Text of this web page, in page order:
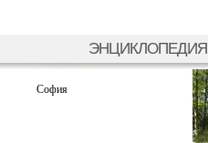
ЭНЦИКЛОПЕДИЯ
София